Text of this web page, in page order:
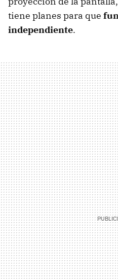
tiene planes para que
independiente.